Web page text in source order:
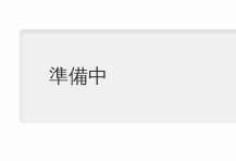
準備中